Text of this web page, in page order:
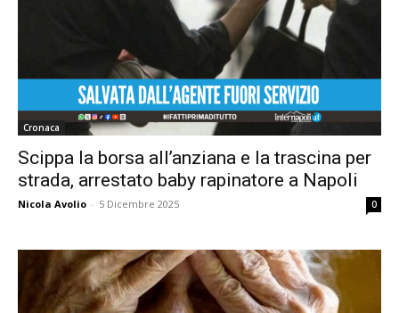
Cronaca
Scippa la borsa all’anziana e la trascina per
strada, arrestato baby rapinatore a Napoli
Nicola Avolio - 5 Dicembre 2025 0